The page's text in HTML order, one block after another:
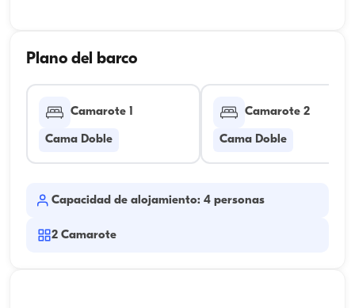
Plano del barco
Camarote 1
Cama Doble
Camarote 2
Cama Doble
Capacidad de alojamiento: 4 personas
2 Camarote